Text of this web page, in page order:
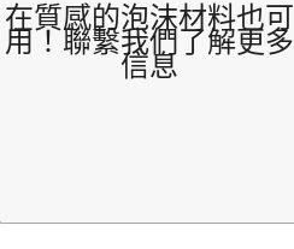
在質感的泡沫材料也可
用！聯繫我們了解更多
信息